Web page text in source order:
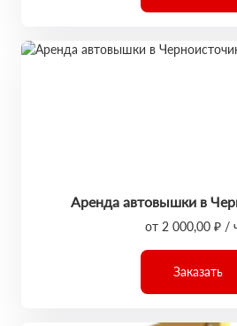
Аренда автовышки в
от 2 000,00 ₽ /
Заказать